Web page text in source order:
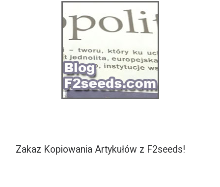
Zakaz Kopiowania Artykułów z F2seeds!